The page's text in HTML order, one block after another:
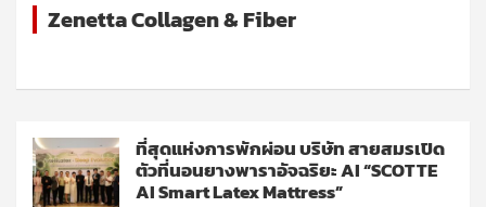
Zenetta Collagen & Fiber
ที่สุดแห่งการพักผ่อน บริษัท สายสมรเปิด
ตัวที่นอนยางพาราอัจฉริยะ AI “SCOTTE
AI Smart Latex Mattress”